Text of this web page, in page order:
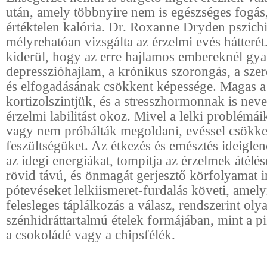
után, amely többnyire nem is egészséges
értéktelen kalória. Dr. Roxanne Dryden
mélyrehatóan vizsgálta az érzelmi evés
kiderül, hogy az erre hajlamos embereknél
depresszióhajlam, a krónikus szorongás, a
és elfogadásának csökkent képessége. Magas a
kortizolszintjük, és a stresszhormonnak is
érzelmi labilitást okoz. Mivel a lelki
vagy nem próbálták megoldani, evéssel
feszültségüket. Az étkezés és emésztés
az idegi energiákat, tompítja az érzelmek
rövid távú, és önmagát gerjesztő körfolyamat
pótevéseket lelkiismeret-furdalás követi,
felesleges táplálkozás a válasz, rendszerint
szénhidráttartalmú ételek formájában, mint a
a csokoládé vagy a chipsfélék.